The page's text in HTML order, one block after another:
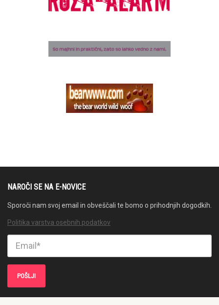
NAROČI SE NA E-NOVICE
Sporoči nam svoj email in obveščali te bomo o prihodnjih dogodkih.
Politika varstva osebnih podatkov